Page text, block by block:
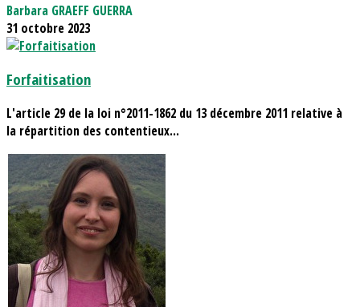
Barbara GRAEFF GUERRA
31 octobre 2023
Forfaitisation
L'article 29 de la loi n°2011-1862 du 13 décembre 2011 relative à
la répartition des contentieux...